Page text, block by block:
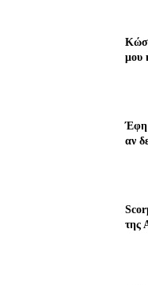
μου
Έφη
αν
της